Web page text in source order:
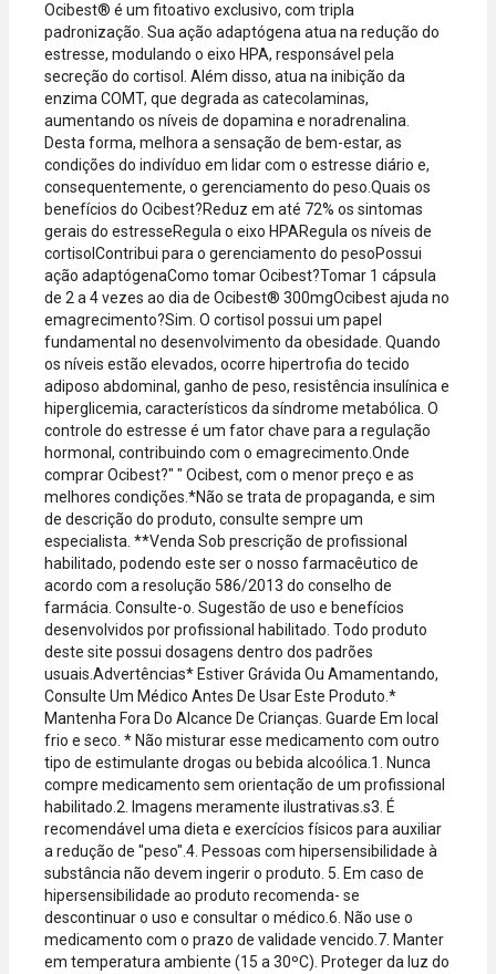
Ocibest® é um fitoativo exclusivo, com tripla
padronização. Sua ação adaptógena atua na redução do
estresse, modulando o eixo HPA, responsável pela
secreção do cortisol. Além disso, atua na inibição da
enzima COMT, que degrada as catecolaminas,
aumentando os níveis de dopamina e noradrenalina.
Desta forma, melhora a sensação de bem-estar, as
condições do indivíduo em lidar com o estresse diário e,
consequentemente, o gerenciamento do peso.Quais os
benefícios do Ocibest?Reduz em até 72% os sintomas
gerais do estresseRegula o eixo HPARegula os níveis de
cortisolContribui para o gerenciamento do pesoPossui
ação adaptógenaComo tomar Ocibest?Tomar 1 cápsula
de 2 a 4 vezes ao dia de Ocibest® 300mgOcibest ajuda no
emagrecimento?Sim. O cortisol possui um papel
fundamental no desenvolvimento da obesidade. Quando
os níveis estão elevados, ocorre hipertrofia do tecido
adiposo abdominal, ganho de peso, resistência insulínica e
hiperglicemia, característicos da síndrome metabólica. O
controle do estresse é um fator chave para a regulação
hormonal, contribuindo com o emagrecimento.Onde
comprar Ocibest?" " Ocibest, com o menor preço e as
melhores condições.*Não se trata de propaganda, e sim
de descrição do produto, consulte sempre um
especialista. **Venda Sob prescrição de profissional
habilitado, podendo este ser o nosso farmacêutico de
acordo com a resolução 586/2013 do conselho de
farmácia. Consulte-o. Sugestão de uso e benefícios
desenvolvidos por profissional habilitado. Todo produto
deste site possui dosagens dentro dos padrões
usuais.Advertências* Estiver Grávida Ou Amamentando,
Consulte Um Médico Antes De Usar Este Produto.*
Mantenha Fora Do Alcance De Crianças. Guarde Em local
frio e seco. * Não misturar esse medicamento com outro
tipo de estimulante drogas ou bebida alcoólica.1. Nunca
compre medicamento sem orientação de um profissional
habilitado.2. Imagens meramente ilustrativas.s3. É
recomendável uma dieta e exercícios físicos para auxiliar
a redução de "peso".4. Pessoas com hipersensibilidade à
substância não devem ingerir o produto. 5. Em caso de
hipersensibilidade ao produto recomenda- se
descontinuar o uso e consultar o médico.6. Não use o
medicamento com o prazo de validade vencido.7. Manter
em temperatura ambiente (15 a 30ºC). Proteger da luz do